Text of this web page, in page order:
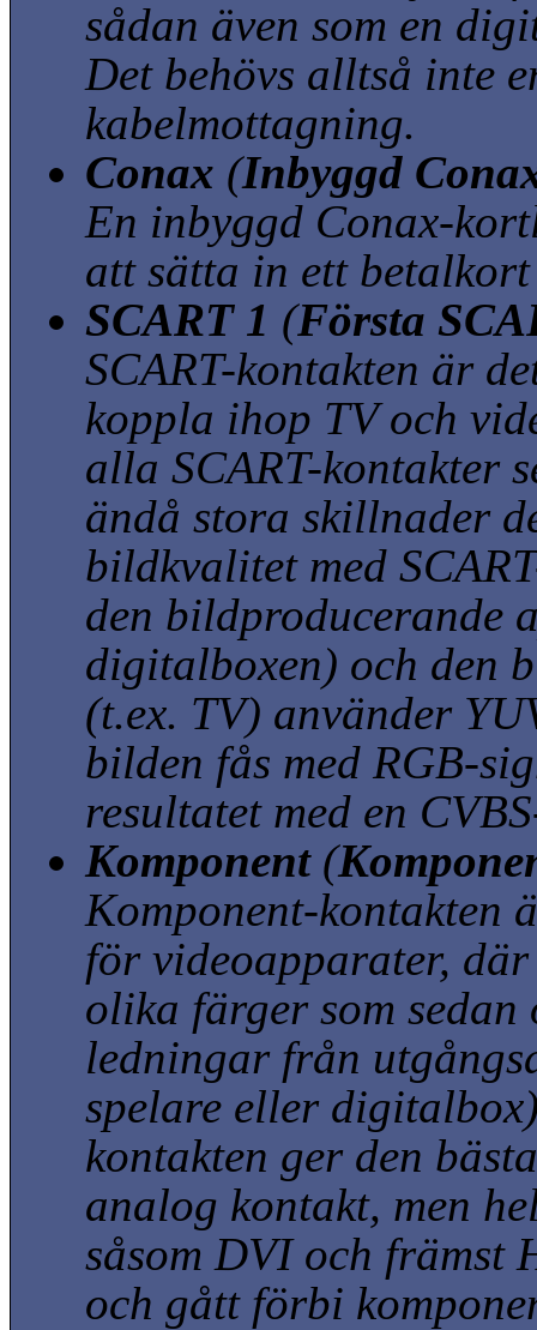
sådan även som en
Det behövs alltså inte
kabelmottagning.
Conax (Inbyggd
En inbyggd Conax-
att sätta in ett
SCART 1 (Första
SCART-kontakten är
koppla ihop TV och
alla SCART-kontakter
ändå stora skillnader
bildkvalitet med
den bildproducerande
digitalboxen) och den
(t.ex. TV) använder
bilden fås med RGB-
resultatet med en
Komponent (
Komponent-kontakten
för videoapparater,
olika färger som
ledningar från
spelare eller
kontakten ger den
analog kontakt, men
såsom DVI och
och gått förbi